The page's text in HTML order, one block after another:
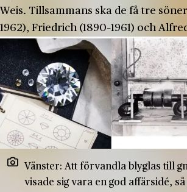
Weis. Tillsammans ska de få tre
1962), Friedrich (1890–1961) och
Vänster: Att förvandla blyglas till
visade sig vara en god affärsidé,